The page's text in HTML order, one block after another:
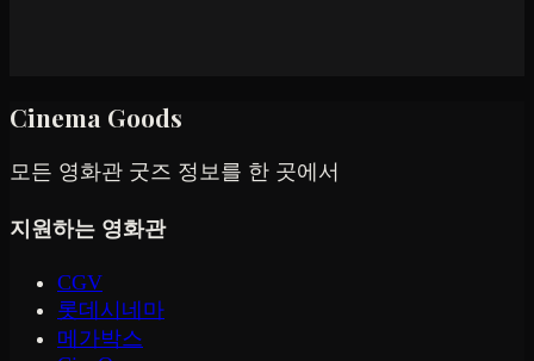
Cinema Goods
모든 영화관 굿즈 정보를 한 곳에서
지원하는 영화관
CGV
롯데시네마
메가박스